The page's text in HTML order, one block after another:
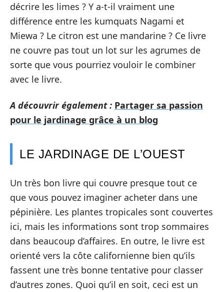
décrire les limes ? Y a-t-il vraiment une
différence entre les kumquats Nagami et
Miewa ? Le citron est une mandarine ? Ce livre
ne couvre pas tout un lot sur les agrumes de
sorte que vous pourriez vouloir le combiner
avec le livre.
A découvrir également : Partager sa passion
pour le jardinage grâce à un blog
LE JARDINAGE DE L’OUEST
Un très bon livre qui couvre presque tout ce
que vous pouvez imaginer acheter dans une
pépinière. Les plantes tropicales sont couvertes
ici, mais les informations sont trop sommaires
dans beaucoup d’affaires. En outre, le livre est
orienté vers la côte californienne bien qu’ils
fassent une très bonne tentative pour classer
d’autres zones. Quoi qu’il en soit, ceci est un